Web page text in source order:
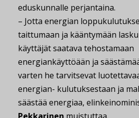
eduskunnalle perjantaina.
– Jotta energian
taittumaan ja kääntymään
käyttäjät saatava tehostamaan
energiankäyttöään ja
varten he tarvitsevat
energian- kulutuksestaan ja
säästää energiaa,